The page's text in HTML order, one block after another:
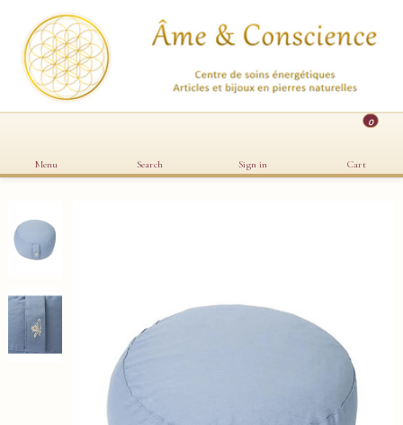
Menu Search Sign in
0
Cart